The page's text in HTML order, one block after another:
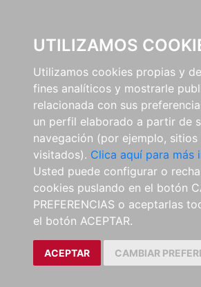
UTILIZAMOS
Utilizamos cookies propias y
fines analíticos y mostrarle
relacionada con sus
un perfil elaborado a partir de
navegación (por ejemplo, sitios
visitados). Clica aquí para más
Usted puede configurar o
cookies puslando en el botón
PREFERENCIAS o aceptarlas
el botón ACEPTAR.
ACEPTAR CAMBIAR